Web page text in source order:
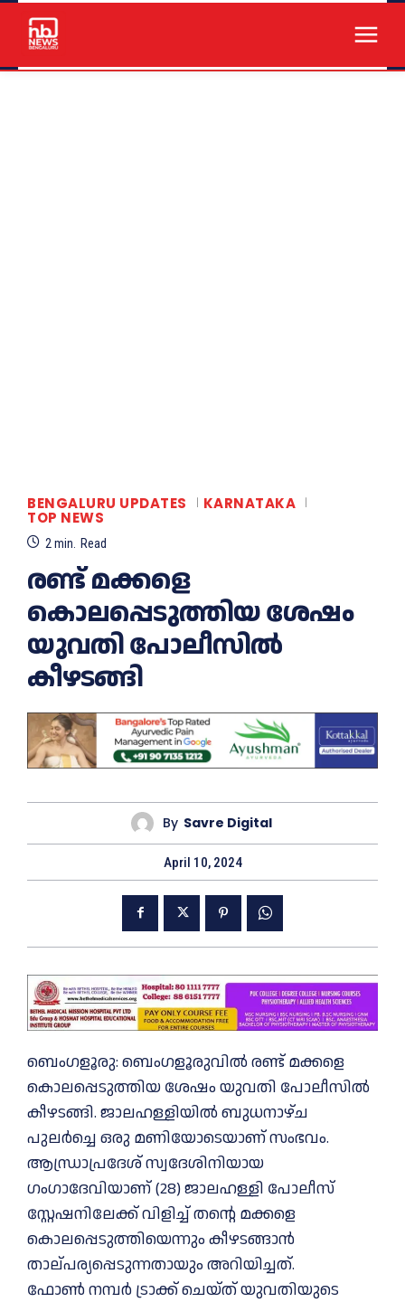
BENGALURU UPDATES KARNATAKA
TOP NEWS
2 min. Read
രണ്ട് മക്കളെ
കൊലപ്പെടുത്തിയ ശേഷം
യുവതി പോലീസിൽ
കീഴടങ്ങി
By Savre Digital
April 10, 2024
ബെംഗളൂരു: ബെംഗളൂരുവിൽ രണ്ട് മക്കളെ
കൊലപ്പെടുത്തിയ ശേഷം യുവതി പോലീസിൽ
കീഴടങ്ങി. ജാലഹള്ളിയിൽ ബുധനാഴ്ച
പുലർച്ചെ ഒരു മണിയോടെയാണ് സംഭവം.
ആന്ധ്രാപ്രദേശ് സ്വദേശിനിയായ
ഗംഗാദേവിയാണ് (28) ജാലഹള്ളി പോലീസ്
സ്റ്റേഷനിലേക്ക് വിളിച്ച് തന്റെ മക്കളെ
കൊലപ്പെടുത്തിയെന്നും കീഴടങ്ങാൻ
താല്പര്യപ്പെടുന്നതായും അറിയിച്ചത്.
ഫോൺ നമ്പർ ട്രാക്ക് ചെയ്ത് യുവതിയുടെ